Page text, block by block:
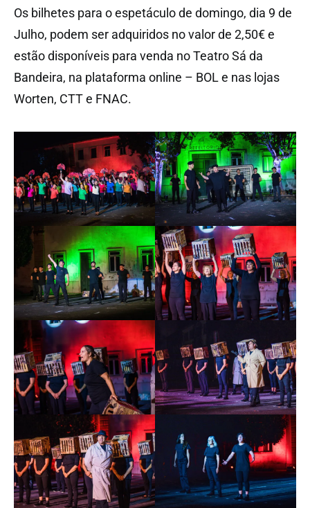
Os bilhetes para o espetáculo de domingo, dia 9 de
Julho, podem ser adquiridos no valor de 2,50€ e
estão disponíveis para venda no Teatro Sá da
Bandeira, na plataforma online – BOL e nas lojas
Worten, CTT e FNAC.